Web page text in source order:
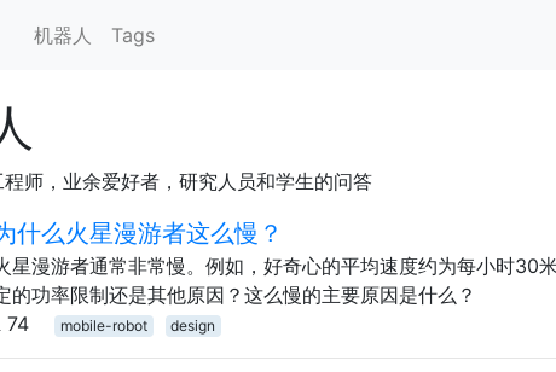
机器人 Tags
师，业余爱好者，研究人员和学生的问答
什么火星漫游者这么慢？
星漫游者通常非常慢。例如，好奇心的平均速度约为每小时30
的功率限制还是其他原因？这么慢的主要原因是什么？
74
mobile-robot design